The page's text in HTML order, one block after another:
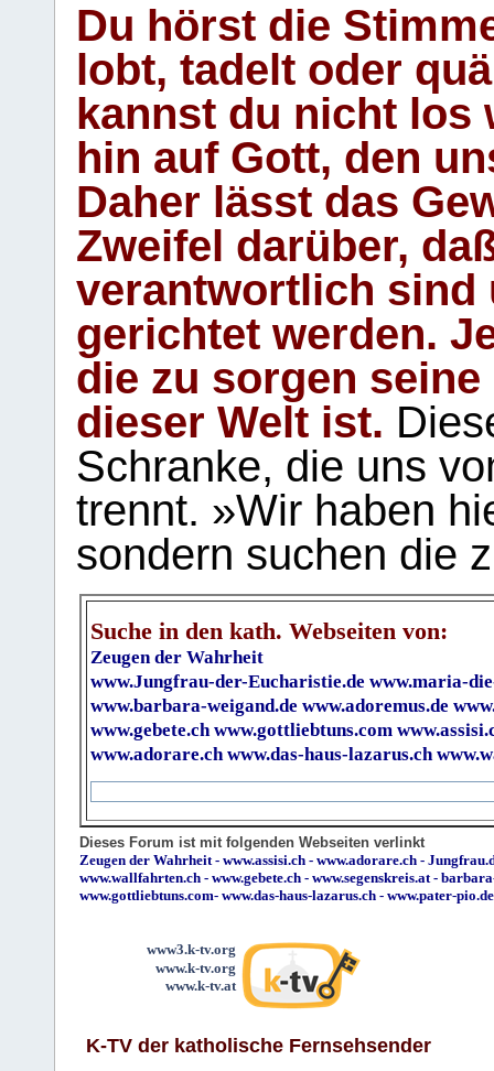
Du hörst die
lobt, tadelt oder
kannst du nicht los
hin auf Gott, den
Daher lässt das
Zweifel darüber,
verantwortlich sind
gerichtet werden.
die zu sorgen
dieser Welt ist.
Schranke, die uns
trennt. »Wir haben
sondern suchen die
Suche in den kath. Webseiten von:
Zeugen der Wahrheit
www.Jungfrau-der-Eucharistie.de www.maria-
www.barbara-weigand.de www.adoremus.de
www.gebete.ch www.gottliebtuns.com
www.adorare.ch www.das-haus-lazarus.ch
Dieses Forum ist mit folgenden Webseiten verlinkt
Zeugen der Wahrheit - www.assisi.ch - www.adorare.ch -
www.wallfahrten.ch - www.gebete.ch - www.segenskreis.at -
www.gottliebtuns.com- www.das-haus-lazarus.ch - www.pater-pio.de
www3.k-tv.org
www.k-tv.org
www.k-tv.at
K-TV der katholische Fernsehsender